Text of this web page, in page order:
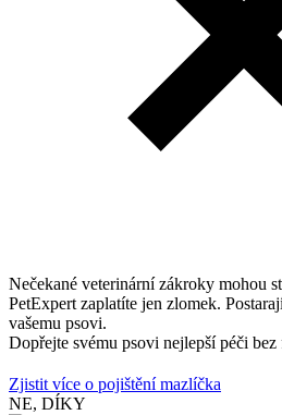
Nečekané veterinární zákroky mohou
PetExpert zaplatíte jen zlomek.
vašemu psovi.
Dopřejte svému psovi nejlepší péči bez
Zjistit více o pojištění mazlíčka
NE, DÍKY